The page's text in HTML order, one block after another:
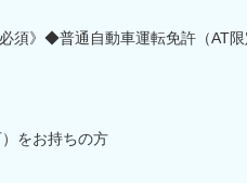
須》◆普通自動車運転免許（AT限
をお持ちの方